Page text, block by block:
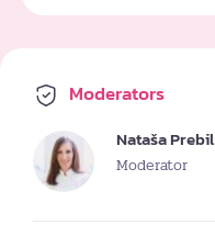
Moderators
Nataša Prebil
Moderator